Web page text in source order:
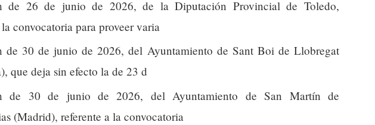
de 26 de junio de 2026, de la Diputación Provincial de Toledo,
convocatoria para proveer varia
de 30 de junio de 2026, del Ayuntamiento de Sant Boi de Llobregat
que deja sin efecto la de 23 d
de 30 de junio de 2026, del Ayuntamiento de San Martín de
(Madrid), referente a la convocatoria